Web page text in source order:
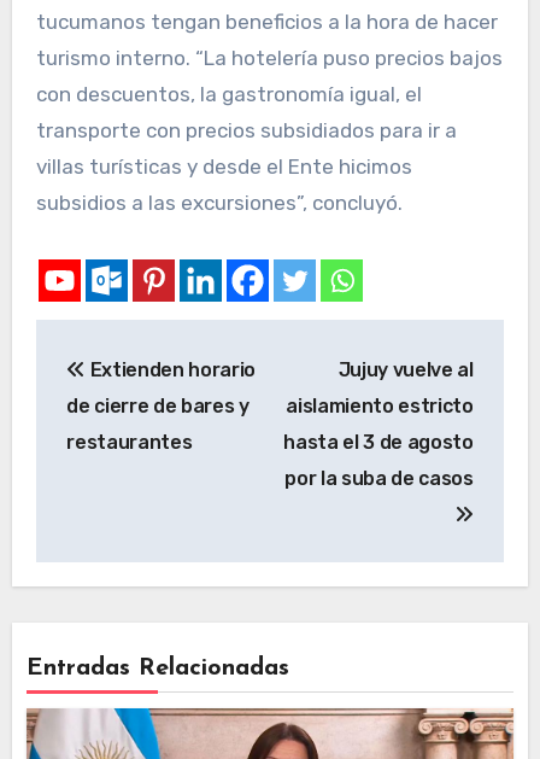
tucumanos tengan beneficios a la hora de hacer
turismo interno. “La hotelería puso precios bajos
con descuentos, la gastronomía igual, el
transporte con precios subsidiados para ir a
villas turísticas y desde el Ente hicimos
subsidios a las excursiones”, concluyó.
Extienden horario
de cierre de bares y
restaurantes
Jujuy vuelve al
aislamiento estricto
hasta el 3 de agosto
por la suba de casos
Entradas Relacionadas